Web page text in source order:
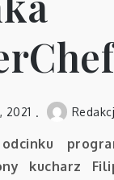
2021
kucharz